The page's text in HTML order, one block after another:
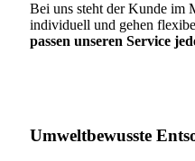
Bei uns steht der Kunde im
individuell und gehen
passen unseren Service
Umweltbewusste